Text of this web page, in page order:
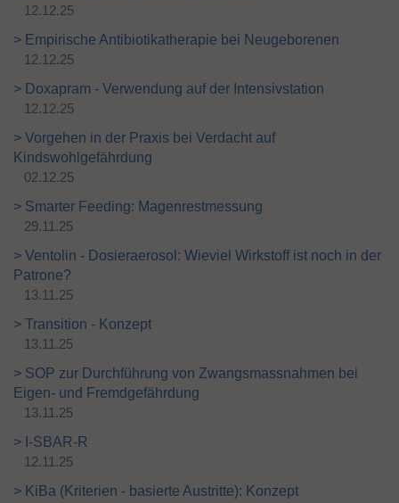
12.12.25
> Empirische Antibiotikatherapie bei Neugeborenen
12.12.25
> Doxapram - Verwendung auf der Intensivstation
12.12.25
> Vorgehen in der Praxis bei Verdacht auf
Kindswohlgefährdung
02.12.25
> Smarter Feeding: Magenrestmessung
29.11.25
> Ventolin - Dosieraerosol: Wieviel Wirkstoff ist noch in der
Patrone?
13.11.25
> Transition - Konzept
13.11.25
> ​​SOP zur Durchführung von Zwangsmassnahmen bei
Eigen- und Fremdgefährdung ​
13.11.25
> I-SBAR-R
12.11.25
> KiBa (Kriterien - basierte Austritte): Konzept